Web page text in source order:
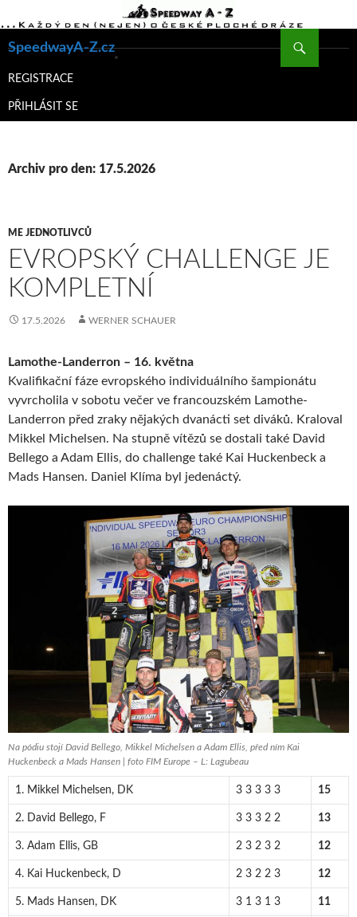
SpeedwayA-Z.cz
K
WEBU
REGISTRACE
PŘIHLÁSIT SE
Archiv pro den: 17.5.2026
ME JEDNOTLIVCŮ
EVROPSKÝ CHALLENGE JE
KOMPLETNÍ
17.5.2026 WERNER SCHAUER
Lamothe-Landerron – 16. května
Kvalifikační fáze evropského individuálního šampionátu
vyvrcholila v sobotu večer ve francouzském Lamothe-
Landerron před zraky nějakých dvanácti set diváků. Kraloval
Mikkel Michelsen. Na stupně vítězů se dostali také David
Bellego a Adam Ellis, do challenge také Kai Huckenbeck a
Mads Hansen. Daniel Klíma byl jedenáctý.
Na pódiu stojí David Bellego, Mikkel Michelsen a Adam Ellis, před ním Kai
Huckenbeck a Mads Hansen | foto FIM Europe – L: Lagubeau
1. Mikkel Michelsen, DK 3 3 3 3 3 15
2. David Bellego, F 3 3 3 2 2 13
3. Adam Ellis, GB 2 3 2 3 2 12
4. Kai Huckenbeck, D 2 3 2 2 3 12
5. Mads Hansen, DK 3 1 3 1 3 11